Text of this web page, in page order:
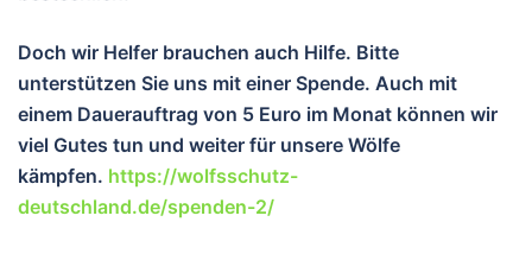
Doch wir Helfer brauchen auch Hilfe. Bitte
unterstützen Sie uns mit einer Spende. Auch mit
einem Dauerauftrag von 5 Euro im Monat können wir
viel Gutes tun und weiter für unsere Wölfe
kämpfen. https://wolfsschutz-
deutschland.de/spenden-2/